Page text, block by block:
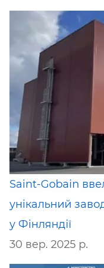
Saint-Gobain
унікальний
у Фінляндії
30 вер. 2025 р.